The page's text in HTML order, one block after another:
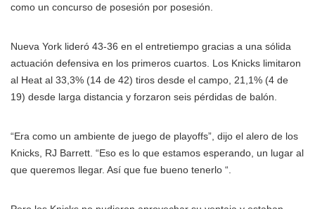
como un concurso de posesión por posesión.
Nueva York lideró 43-36 en el entretiempo gracias a una sólida
actuación defensiva en los primeros cuartos. Los Knicks limitaron
al Heat al 33,3% (14 de 42) tiros desde el campo, 21,1% (4 de
19) desde larga distancia y forzaron seis pérdidas de balón.
“Era como un ambiente de juego de playoffs”, dijo el alero de los
Knicks, RJ Barrett. “Eso es lo que estamos esperando, un lugar al
que queremos llegar. Así que fue bueno tenerlo “.